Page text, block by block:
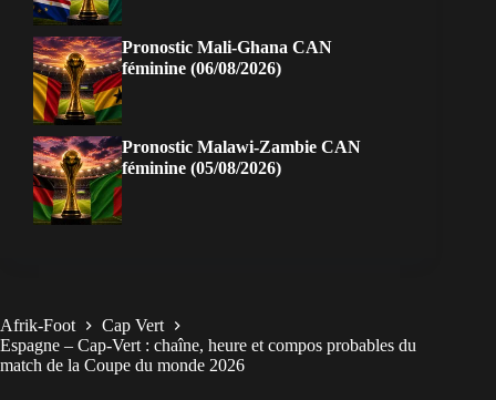
Pronostic Mali-Ghana CAN
féminine (06/08/2026)
Pronostic Malawi-Zambie CAN
féminine (05/08/2026)
Afrik-Foot
Cap Vert
Espagne – Cap-Vert : chaîne, heure et compos probables du
match de la Coupe du monde 2026